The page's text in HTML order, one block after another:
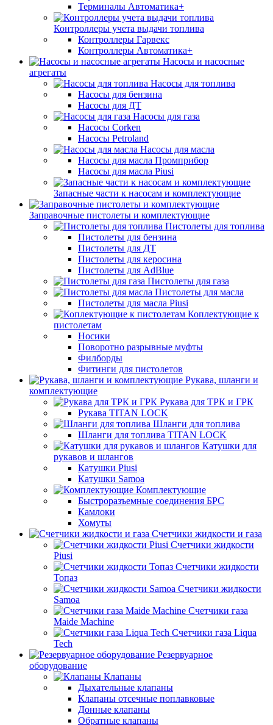
Терминалы Автоматика+
Контроллеры учета выдачи топлива
Контроллеры Гарвекс
Контроллеры Автоматика+
Насосы и насосные
агрегаты
Насосы для топлива
Насосы для бензина
Насосы для ДТ
Насосы для газа
Насосы Corken
Насосы Petroland
Насосы для масла
Насосы для масла Промприбор
Насосы для масла Piusi
Запасные части к насосам и комплектующие
Заправочные пистолеты и комплектующие
Пистолеты для топлива
Пистолеты для бензина
Пистолеты для ДТ
Пистолеты для керосина
Пистолеты для AdBlue
Пистолеты для газа
Пистолеты для масла
Пистолеты для масла Piusi
Коплектующие к
пистолетам
Носики
Поворотно разрывные муфты
Филборды
Фитинги для пистолетов
Рукава, шланги и
комплектующие
Рукава для ТРК и ГРК
Рукава TITAN LOCK
Шланги для топлива
Шланги для топлива TITAN LOCK
Катушки для
рукавов и шлангов
Катушки Piusi
Катушки Samoa
Комплектующие
Быстроразъемные соединения БРС
Камлоки
Хомуты
Счетчики жидкости и газа
Счетчики жидкости
Piusi
Счетчики жидкости
Топаз
Счетчики жидкости
Samoa
Счетчики газа
Maide Machine
Счетчики газа Liqua
Tech
Резервуарное
оборудование
Клапаны
Дыхательные клапаны
Клапаны отсечные поплавковые
Донные клапаны
Обратные клапаны